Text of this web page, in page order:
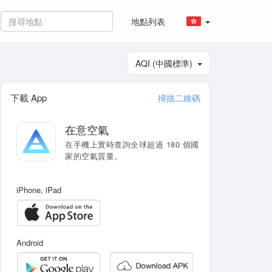
地點列表
AQI (中國標準)
下載 App 掃描二維碼
在意空氣
在手機上實時查詢全球超過 180 個國
家的空氣質量。
iPhone, iPad
Android